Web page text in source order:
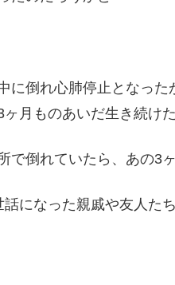
に倒れ心肺停止となっ
月ものあいだ生き続けた
で倒れていたら、あの3
になった親戚や友人た